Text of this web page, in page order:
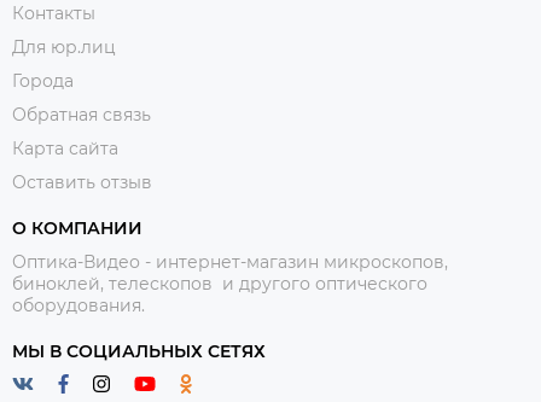
Контакты
Для юр.лиц
Города
Обратная связь
Карта сайта
Оставить отзыв
О КОМПАНИИ
Оптика-Видео - интернет-магазин микроскопов,
биноклей, телескопов и другого оптического
оборудования.
МЫ В СОЦИАЛЬНЫХ СЕТЯХ